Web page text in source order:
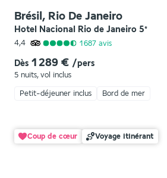
Brésil, Rio De Janeiro
Hotel Nacional Rio de Janeiro 5*
4,4
1 687 avis
Dès 1 289 € /pers
5 nuits, vol inclus
Petit-déjeuner inclus Bord de mer
Coup de cœur Voyage itinérant